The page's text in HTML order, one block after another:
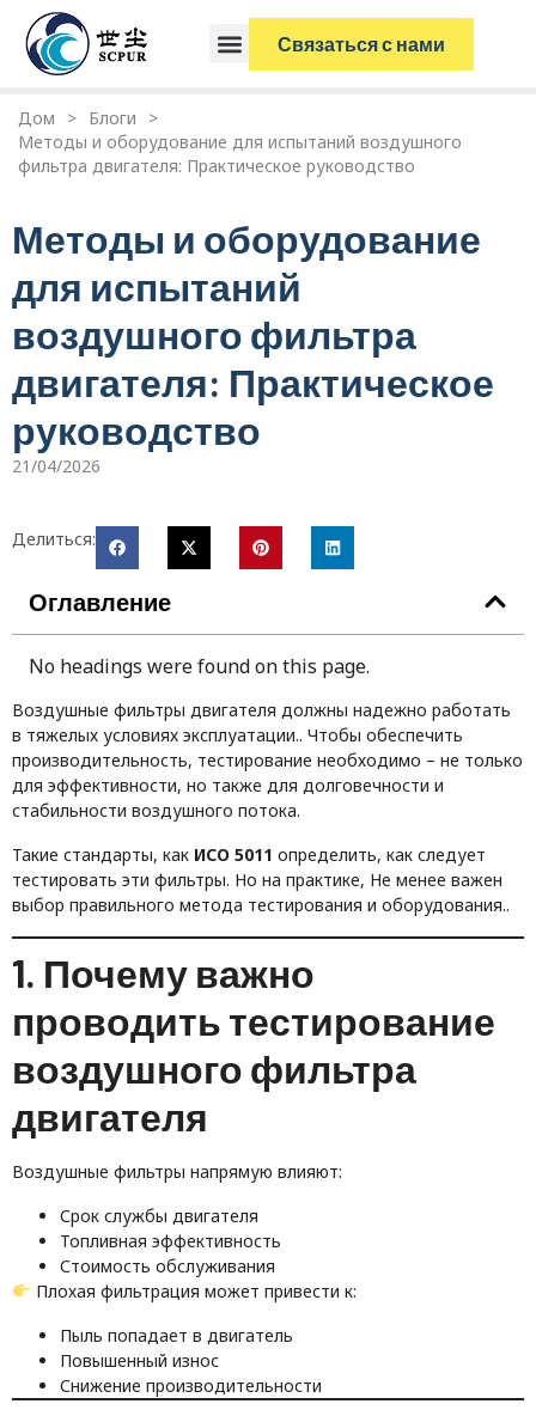
Связаться с нами
Дом > Блоги
>
Методы и оборудование для испытаний воздушного
фильтра двигателя: Практическое руководство
Методы и оборудование
для испытаний
воздушного фильтра
двигателя: Практическое
руководство
21/04/2026
Делиться:
Оглавление
No headings were found on this page.
Воздушные фильтры двигателя должны надежно работать
в тяжелых условиях эксплуатации.. Чтобы обеспечить
производительность, тестирование необходимо – не только
для эффективности, но также для долговечности и
стабильности воздушного потока.
Такие стандарты, как ИСО 5011 определить, как следует
тестировать эти фильтры. Но на практике, Не менее важен
выбор правильного метода тестирования и оборудования..
1. Почему важно
проводить тестирование
воздушного фильтра
двигателя
Воздушные фильтры напрямую влияют:
Срок службы двигателя
Топливная эффективность
Стоимость обслуживания
Плохая фильтрация может привести к:
Пыль попадает в двигатель
Повышенный износ
Снижение производительности